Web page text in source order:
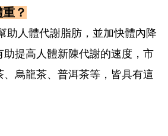
？
助人體代謝脂肪，並加快體內降
提高人體新陳代謝的速度，市
烏龍茶、普洱茶等，皆具有這